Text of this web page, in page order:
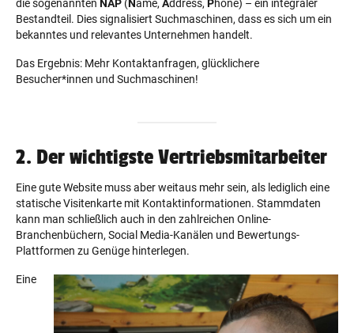
die sogenannten NAP ( Name, Address, Phone) – ein integraler
Bestandteil. Dies signalisiert Suchmaschinen, dass es sich um ein
bekanntes und relevantes Unternehmen handelt.
Das Ergebnis: Mehr Kontaktanfragen, glücklichere
Besucher*innen und Suchmaschinen!
2. Der wichtigste Vertriebsmitarbeiter
Eine gute Website muss aber weitaus mehr sein, als lediglich eine
statische Visitenkarte mit Kontaktinformationen. Stammdaten
kann man schließlich auch in den zahlreichen Online-
Branchenbüchern, Social Media-Kanälen und Bewertungs-
Plattformen zu Genüge hinterlegen.
Eine